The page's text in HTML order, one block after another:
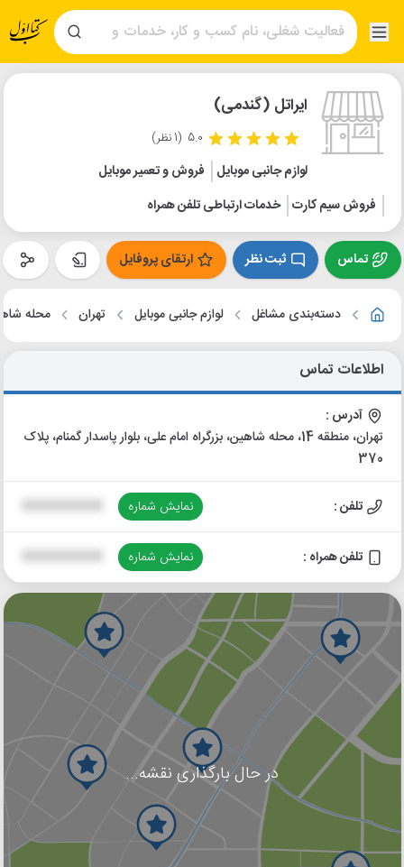
ایراتل (گندمی)
5.0 (1 نظر)
لوازم جانبی موبایل
فروش و تعمیر موبایل
فروش سیم کارت خدمات ارتباطی تلفن همراه
تماس ثبت نظر ارتقای پروفایل
دسته‌بندی مشاغل لوازم جانبی موبایل تهران محله
اطلاعات تماس
آدرس :
تهران، منطقه 14، محله شاهین، بزرگراه امام علی، بلوار پاسدار گمنام، پلاک
370
تلفن : نمایش شماره
تلفن همراه : نمایش شماره
در حال بارگذاری نقشه...